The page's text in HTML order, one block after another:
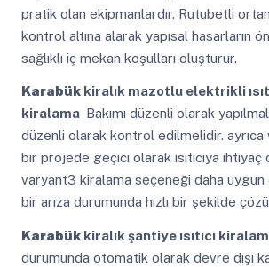
pratik olan ekipmanlardır. Rutubetli
kontrol altına alarak yapısal hasarların
sağlıklı iç mekan koşulları oluşturur.
Karabükkiralık mazotlu elektrikli
kiralama Bakımı düzenli olarak
düzenli olarak kontrol edilmelidir.
bir projede geçici olarak ısıtıcıya ihtiyaç
varyant3 kiralama seçeneği daha uygun
bir arıza durumunda hızlı bir şekilde
Karabükkiralık şantiye ısıtıcı
durumunda otomatik olarak devre dışı